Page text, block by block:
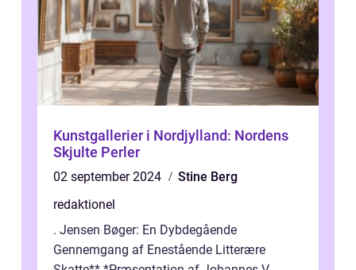
Kunstgallerier i Nordjylland: Nordens
Skjulte Perler
02 september 2024
Stine Berg
redaktionel
. Jensen Bøger: En Dybdegående
Gennemgang af Enestående Litterære